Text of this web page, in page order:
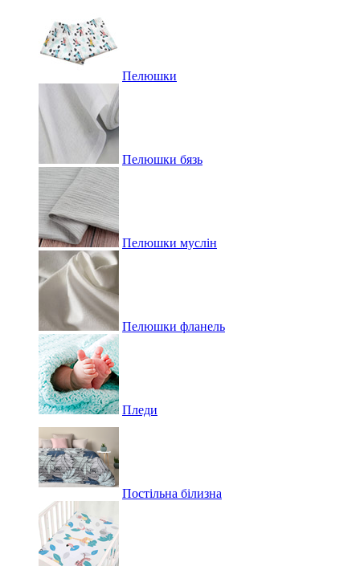
Пелюшки
Пелюшки бязь
Пелюшки муслін
Пелюшки фланель
Пледи
Постільна білизна